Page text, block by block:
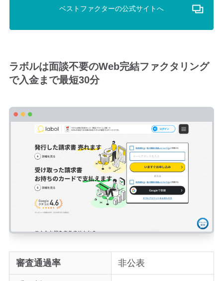
ベストファクターの公式サイトへ
ラボルは面談不要のWeb完結ファクタリング
で入金まで最短30分
審査通過率 非公表